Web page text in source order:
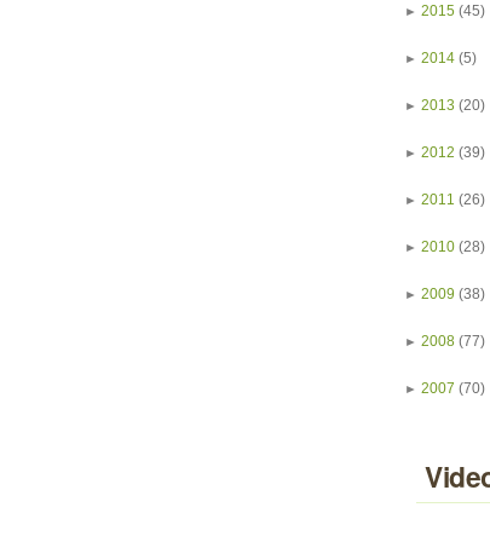
► 2015 (45)
► 2014 (5)
► 2013 (20)
► 2012 (39)
► 2011 (26)
► 2010 (28)
► 2009 (38)
► 2008 (77)
► 2007 (70)